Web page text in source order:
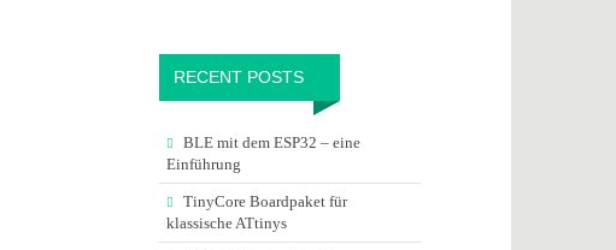
RECENT POSTS
BLE mit dem ESP32 – eine
Einführung
TinyCore Boardpaket für
klassische ATtinys